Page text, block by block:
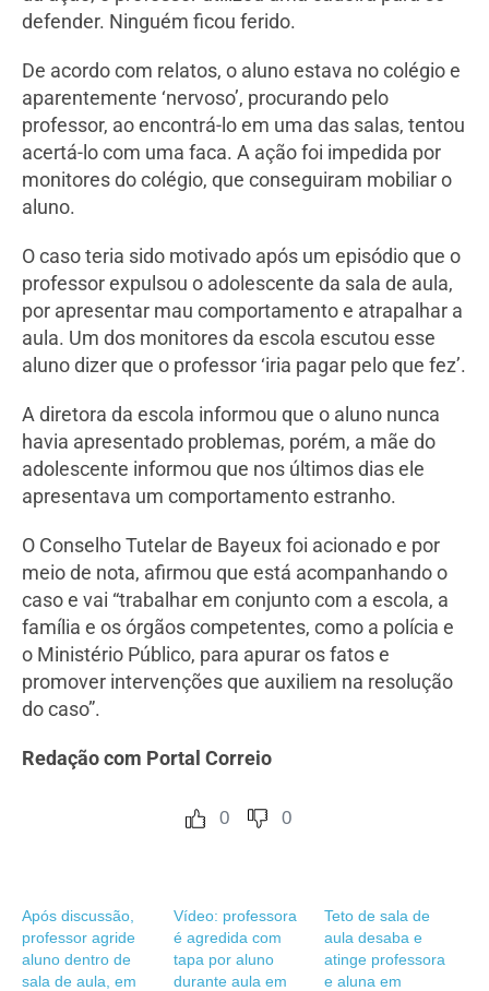
defender. Ninguém ficou ferido.
De acordo com relatos, o aluno estava no colégio e
aparentemente ‘nervoso’, procurando pelo
professor, ao encontrá-lo em uma das salas, tentou
acertá-lo com uma faca. A ação foi impedida por
monitores do colégio, que conseguiram mobiliar o
aluno.
O caso teria sido motivado após um episódio que o
professor expulsou o adolescente da sala de aula,
por apresentar mau comportamento e atrapalhar a
aula. Um dos monitores da escola escutou esse
aluno dizer que o professor ‘iria pagar pelo que fez’.
A diretora da escola informou que o aluno nunca
havia apresentado problemas, porém, a mãe do
adolescente informou que nos últimos dias ele
apresentava um comportamento estranho.
O Conselho Tutelar de Bayeux foi acionado e por
meio de nota, afirmou que está acompanhando o
caso e vai “trabalhar em conjunto com a escola, a
família e os órgãos competentes, como a polícia e
o Ministério Público, para apurar os fatos e
promover intervenções que auxiliem na resolução
do caso”.
Redação com Portal Correio
0 0
Após discussão,
professor agride
aluno dentro de
sala de aula, em
Vídeo: professora
é agredida com
tapa por aluno
durante aula em
Teto de sala de
aula desaba e
atinge professora
e aluna em